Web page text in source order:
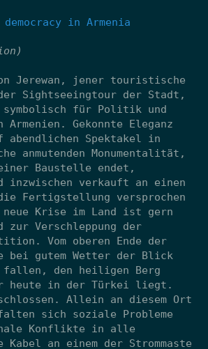
in Armenia
Jerewan, jener touristische
Sightseeingtour der Stadt,
symbolisch für Politik und
Gekonnte Eleganz
Spektakel in
anmutenden Monumentalität,
Baustelle endet,
inzwischen verkauft an einen
Fertigstellung versprochen
Krise im Land ist gern
zur Verschleppung der
Vom oberen Ende der
bei gutem Wetter der Blick
fallen, den heiligen Berg
heute in der Türkei liegt.
Allein an diesem Ort
sich soziale Probleme
Konflikte in alle
Kabel an einem der Strommaste